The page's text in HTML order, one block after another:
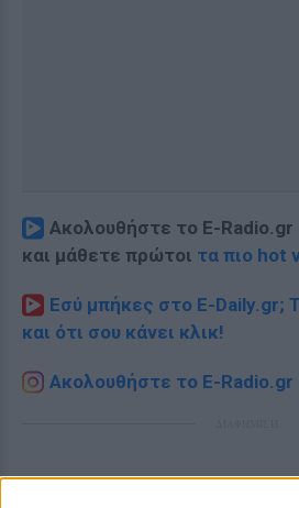
Ακολουθήστε το E-Radio.gr
και μάθετε πρώτοι τα πιο hot
Εσύ μπήκες στο E-Daily.gr;
και ότι σου κάνει κλικ!
Ακολουθήστε το E-Radio.gr